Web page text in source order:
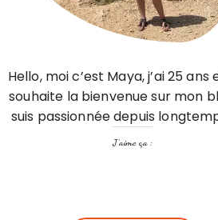
Hello, moi c’est Maya, j’ai 25 ans
souhaite la bienvenue sur mon
suis passionnée depuis
les voyages, mais pas
J’aime ça :